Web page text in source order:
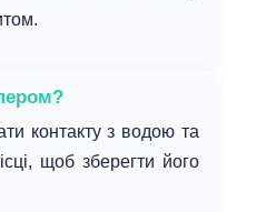
контакту з водою та
щоб зберегти його